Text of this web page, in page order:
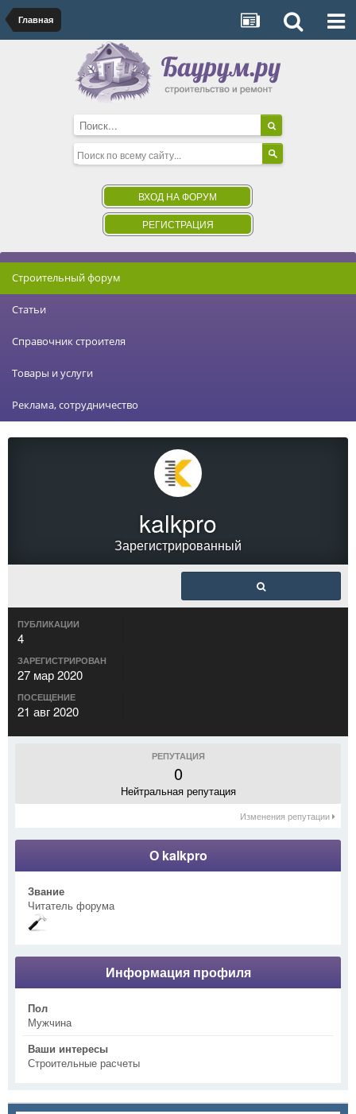
Главная
ВХОД НА ФОРУМ
РЕГИСТРАЦИЯ
Строительный форум
Статьи
Справочник строителя
Товары и услуги
Реклама, сотрудничество
kalkpro
Зарегистрированный
ПУБЛИКАЦИИ
4
ЗАРЕГИСТРИРОВАН
27 мар 2020
ПОСЕЩЕНИЕ
21 авг 2020
РЕПУТАЦИЯ
0
Нейтральная репутация
Изменения репутации
О kalkpro
Звание
Читатель форума
Информация профиля
Пол
Мужчина
Ваши интересы
Строительные расчеты